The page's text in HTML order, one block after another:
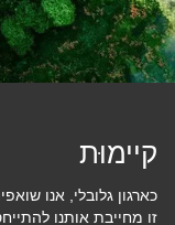
קיימוּת
כארגון גלובלי, אנו
זו מחייבת אותנו